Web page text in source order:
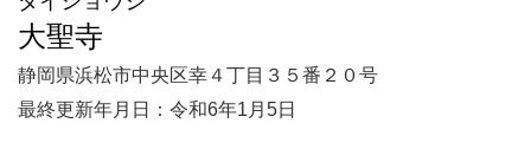
大聖寺
静岡県浜松市中央区幸４丁目３５番２０号
最終更新年月日：令和6年1月5日